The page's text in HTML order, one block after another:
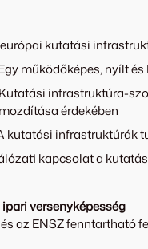
kutatási
működőképes, nyílt
infrastruktúra-
érdekében
kutatási infrastruktúrák
kapcsolat a
versenyképesség
az ENSZ